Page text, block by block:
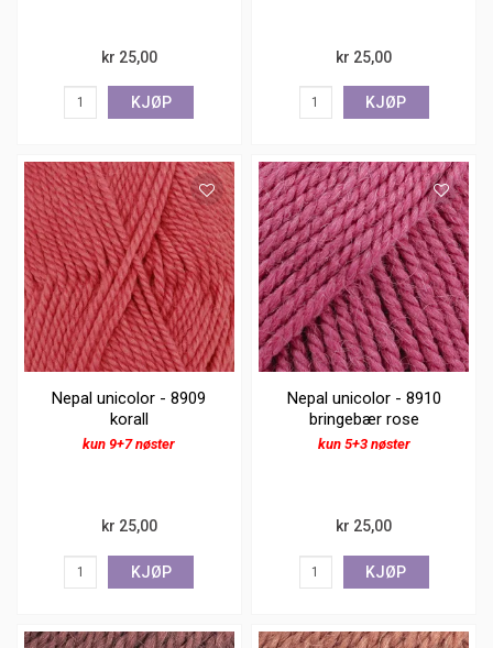
kr 25,00
KJØP
kr 25,00
KJØP
Nepal unicolor - 8909
korall
kun 9+7 nøster
kr 25,00
KJØP
Nepal unicolor - 8910
bringebær rose
kun 5+3 nøster
kr 25,00
KJØP